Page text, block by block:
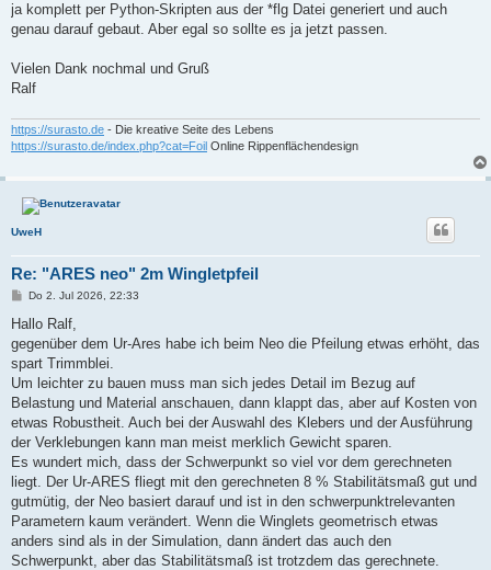
ja komplett per Python-Skripten aus der *flg Datei generiert und auch
genau darauf gebaut. Aber egal so sollte es ja jetzt passen.
Vielen Dank nochmal und Gruß
Ralf
https://surasto.de - Die kreative Seite des Lebens
https://surasto.de/index.php?cat=Foil Online Rippenflächendesign
UweH
Re: "ARES neo" 2m Wingletpfeil
B
i
r
a
Do 2. Jul 2026, 22:33
Hallo Ralf,
gegenüber dem Ur-Ares habe ich beim Neo die Pfeilung etwas erhöht, das
spart Trimmblei.
Um leichter zu bauen muss man sich jedes Detail im Bezug auf
Belastung und Material anschauen, dann klappt das, aber auf Kosten von
etwas Robustheit. Auch bei der Auswahl des Klebers und der Ausführung
der Verklebungen kann man meist merklich Gewicht sparen.
Es wundert mich, dass der Schwerpunkt so viel vor dem gerechneten
liegt. Der Ur-ARES fliegt mit den gerechneten 8 % Stabilitätsmaß gut und
gutmütig, der Neo basiert darauf und ist in den schwerpunktrelevanten
Parametern kaum verändert. Wenn die Winglets geometrisch etwas
anders sind als in der Simulation, dann ändert das auch den
Schwerpunkt, aber das Stabilitätsmaß ist trotzdem das gerechnete.